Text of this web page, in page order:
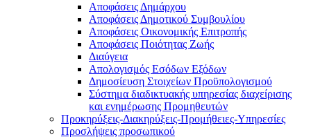
Αποφάσεις Δημάρχου
Αποφάσεις Δημοτικού Συμβουλίου
Αποφάσεις Οικονομικής Επιτροπής
Αποφάσεις Ποιότητας Ζωής
Διαύγεια
Απολογισμός Εσόδων Εξόδων
Δημοσίευση Στοιχείων Προϋπολογισμού
Σύστημα διαδικτυακής υπηρεσίας διαχείρισης
και ενημέρωσης Προμηθευτών
Προκηρύξεις-Διακηρύξεις-Προμήθειες-Υπηρεσίες
Προσλήψεις προσωπικού